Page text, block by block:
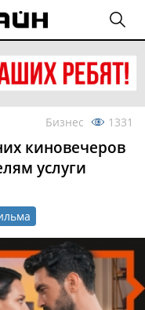
Бизнес 1331
киновечеров
услуги